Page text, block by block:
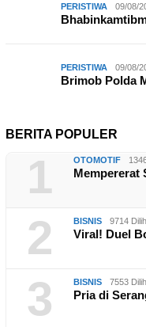
PERISTIWA 09/08/
PERISTIWA 09/08/
Brimob Polda
BERITA POPULER
1 OTOMOTIF
Mempererat
2 BISNIS 9714
Viral! Duel
3 BISNIS 7553
Pria di